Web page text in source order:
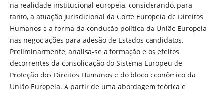
na realidade institucional europeia, considerando, para
tanto, a atuação jurisdicional da Corte Europeia de Direitos
Humanos e a forma da condução política da União Europeia
nas negociações para adesão de Estados candidatos.
Preliminarmente, analisa-se a formação e os efeitos
decorrentes da consolidação do Sistema Europeu de
Proteção dos Direitos Humanos e do bloco econômico da
União Europeia. A partir de uma abordagem teórica e